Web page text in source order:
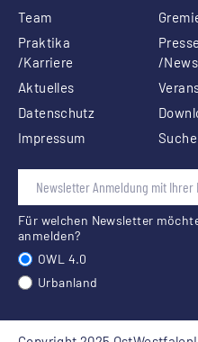
Team
Praktika
/Karriere
Presse
/
Aktuelles
Datenschutz
Impressum
Suche
Für welchen Newsletter
anmelden?
OWL 4.0
Urbanland